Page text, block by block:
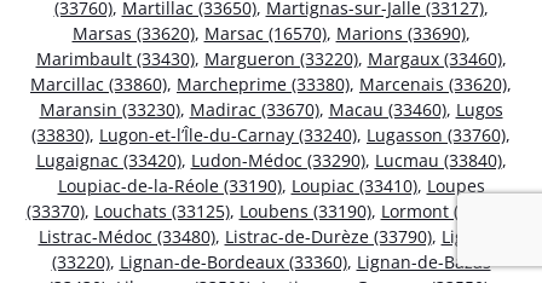
(33760), Martillac (33650), Martignas-sur-Jalle (33127),
Marsas (33620), Marsac (16570), Marions (33690),
Marimbault (33430), Margueron (33220), Margaux (33460),
Marcillac (33860), Marcheprime (33380), Marcenais (33620),
Maransin (33230), Madirac (33670), Macau (33460), Lugos
(33830), Lugon-et-l’Île-du-Carnay (33240), Lugasson (33760),
Lugaignac (33420), Ludon-Médoc (33290), Lucmau (33840),
Loupiac-de-la-Réole (33190), Loupiac (33410), Loupes
(33370), Louchats (33125), Loubens (33190), Lormont (33310)
Listrac-Médoc (33480), Listrac-de-Durèze (33790), Ligueux
(33220), Lignan-de-Bordeaux (33360), Lignan-de-Bazas